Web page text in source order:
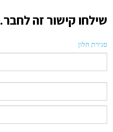
שילחו קישור זה לחבר.
סגירת חלון